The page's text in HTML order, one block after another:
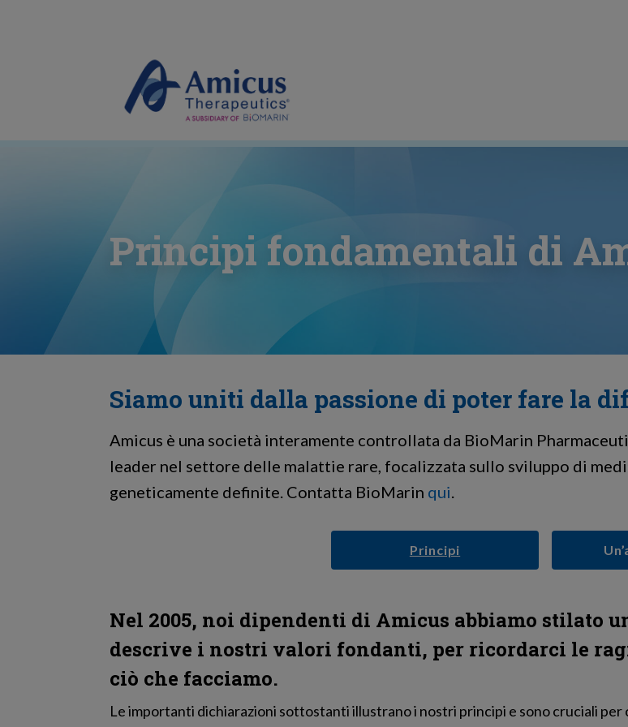
Principi fondamentali di
Siamo uniti dalla passione di poter fare la
Amicus è una società interamente controllata da BioMarin
leader nel settore delle malattie rare, focalizzata sullo sviluppo di
geneticamente definite. Contatta BioMarin qui.
Principi
Nel 2005, noi dipendenti di Amicus abbiamo stilato
descrive i nostri valori fondanti, per ricordarci le
ciò che facciamo.
Le importanti dichiarazioni sottostanti illustrano i nostri principi e sono cruciali